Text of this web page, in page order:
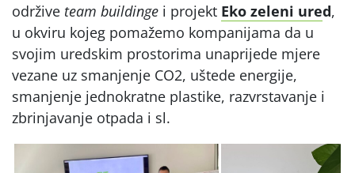
održive team buildinge i projekt Eko zeleni ured,
u okviru kojeg pomažemo kompanijama da u
svojim uredskim prostorima unaprijede mjere
vezane uz smanjenje CO2, uštede energije,
smanjenje jednokratne plastike, razvrstavanje i
zbrinjavanje otpada i sl.